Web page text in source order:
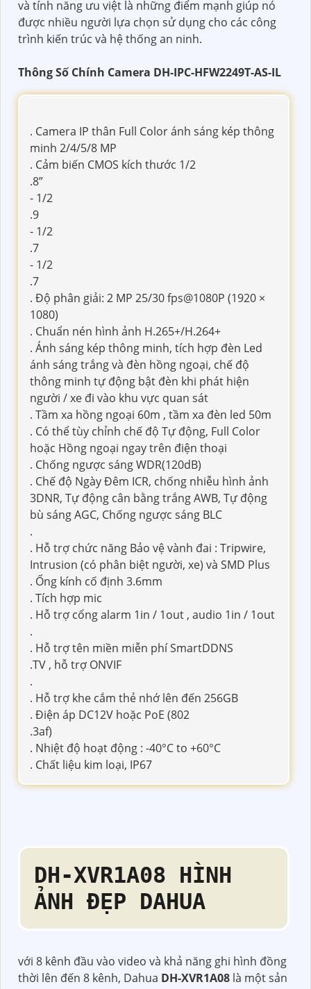
và tính năng ưu việt là những điểm mạnh giúp nó
được nhiều người lựa chọn sử dụng cho các công
trình kiến trúc và hệ thống an ninh.
Thông Số Chính Camera DH-IPC-HFW2249T-AS-IL
. Camera IP thân Full Color ánh sáng kép thông
minh 2/4/5/8 MP
. Cảm biến CMOS kích thước 1/2
.8”
- 1/2
.9
- 1/2
.7
- 1/2
.7
. Độ phân giải: 2 MP 25/30 fps@1080P (1920 ×
1080)
. Chuẩn nén hình ảnh H.265+/H.264+
. Ánh sáng kép thông minh, tích hợp đèn Led
ánh sáng trắng và đèn hồng ngoại, chế độ
thông minh tự động bật đèn khi phát hiện
người / xe đi vào khu vực quan sát
. Tầm xa hồng ngoại 60m , tầm xa đèn led 50m
. Có thể tùy chỉnh chế độ Tự động, Full Color
hoặc Hồng ngoại ngay trên điện thoại
. Chống ngược sáng WDR(120dB)
. Chế độ Ngày Đêm ICR, chống nhiễu hình ảnh
3DNR, Tự động cân bằng trắng AWB, Tự động
bù sáng AGC, Chống ngược sáng BLC
.
. Hỗ trợ chức năng Bảo vệ vành đai : Tripwire,
Intrusion (có phân biệt người, xe) và SMD Plus
. Ống kính cố định 3.6mm
. Tích hợp mic
. Hỗ trợ cổng alarm 1in / 1out , audio 1in / 1out
.
. Hỗ trợ tên miền miễn phí SmartDDNS
.TV , hỗ trợ ONVIF
.
. Hỗ trợ khe cắm thẻ nhớ lên đến 256GB
. Điện áp DC12V hoặc PoE (802
.3af)
. Nhiệt độ hoạt động : -40°C to +60°C
. Chất liệu kim loại, IP67